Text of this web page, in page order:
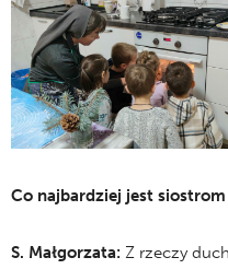
Co najbardziej jest
S. Małgorzata: Z rzeczy